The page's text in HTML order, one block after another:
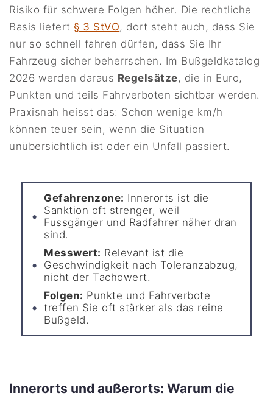
Risiko für schwere Folgen höher. Die rechtliche
Basis liefert § 3 StVO, dort steht auch, dass Sie
nur so schnell fahren dürfen, dass Sie Ihr
Fahrzeug sicher beherrschen. Im Bußgeldkatalog
2026 werden daraus Regelsätze, die in Euro,
Punkten und teils Fahrverboten sichtbar werden.
Praxisnah heisst das: Schon wenige km/h
können teuer sein, wenn die Situation
unübersichtlich ist oder ein Unfall passiert.
Gefahrenzone: Innerorts ist die
Sanktion oft strenger, weil
Fussgänger und Radfahrer näher dran
sind.
Messwert: Relevant ist die
Geschwindigkeit nach Toleranzabzug,
nicht der Tachowert.
Folgen: Punkte und Fahrverbote
treffen Sie oft stärker als das reine
Bußgeld.
Innerorts und außerorts: Warum die